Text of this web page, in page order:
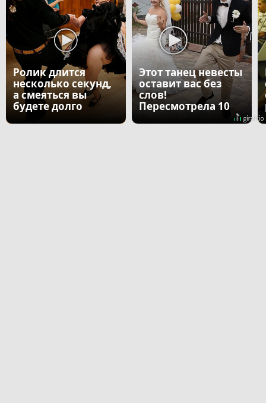
Ролик длится
несколько секунд,
а смеяться вы
будете долго
Этот танец невесты
оставит вас без
слов!
Пересмотрела 10